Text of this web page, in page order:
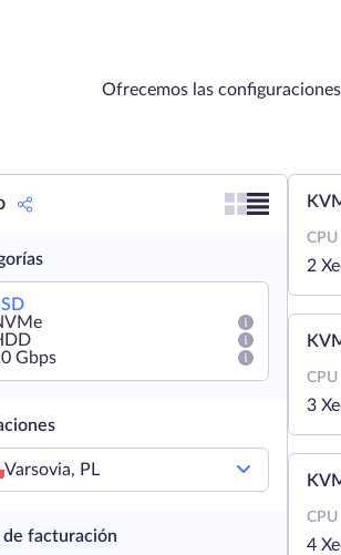
Ofrecemos las
Gbps
Varsovia, PL
de facturación
CPU
2
CPU
3
CPU
4